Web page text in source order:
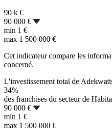
90 k €
90 000 €
min 1 €
max 1 500 000 €
Cet indicateur compare les
concerné.
L'investissement total de
34%
des franchises du secteur de
90 000 €
min 1 €
max 1 500 000 €